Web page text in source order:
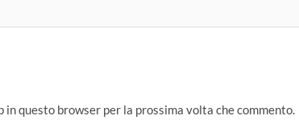
in questo browser per la prossima volta che commento.